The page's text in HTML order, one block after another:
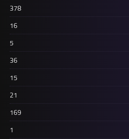
378
16
5
36
15
21
169
1